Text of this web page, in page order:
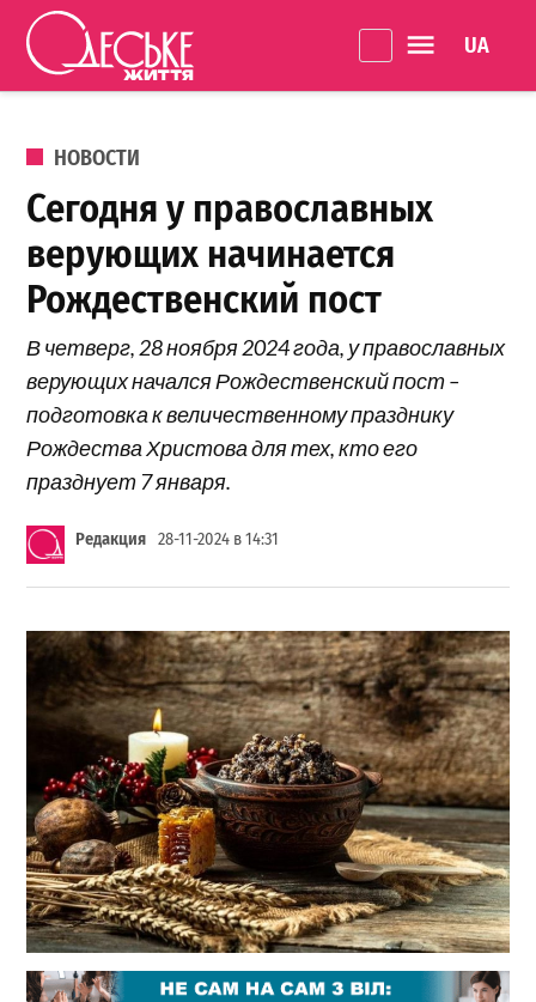
Перейти к содержанию
життя
ОПУБЛИКОВАНО В
НОВОСТИ
Сегодня у православных
верующих начинается
Рождественский пост
В четверг, 28 ноября 2024 года, у православных
верующих начался Рождественский пост –
подготовка к величественному празднику
Рождества Христова для тех, кто его
празднует 7 января.
Редакция 28-11-2024 в 14:31